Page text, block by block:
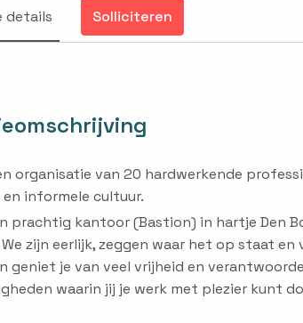
details Solliciteren
organisatie van 20 hardwerkende
informele cultuur.
prachtig kantoor (Bastion) in hartje Den
zijn eerlijk, zeggen waar het op staat
geniet je van veel vrijheid en
waarin jij je werk met plezier kunt